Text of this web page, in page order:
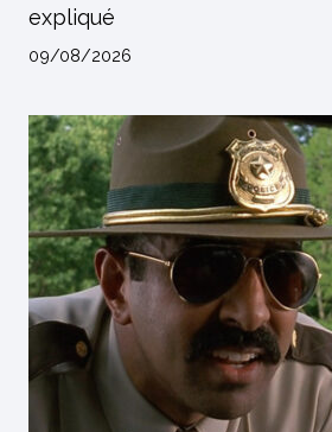
expliqué
09/08/2026